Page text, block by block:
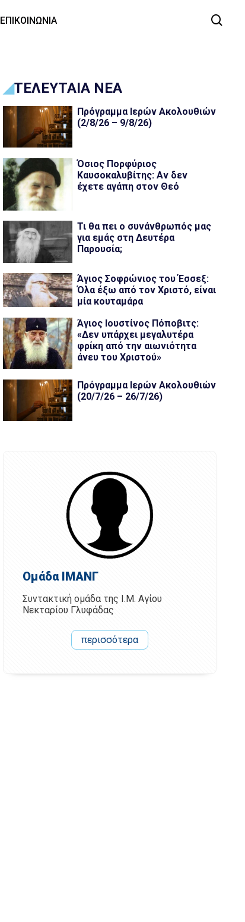
ΕΠΙΚΟΙΝΩΝΙΑ
ΤΕΛΕΥΤΑΙΑ ΝΕΑ
Πρόγραμμα Ιερών Ακολουθιών
(2/8/26 – 9/8/26)
Όσιος Πορφύριος
Καυσοκαλυβίτης: Αν δεν
έχετε αγάπη στον Θεό
Τι θα πει ο συνάνθρωπός μας
για εμάς στη Δευτέρα
Παρουσία;
Άγιος Σοφρώνιος του Έσσεξ:
Όλα έξω από τον Χριστό, είναι
μία κουταμάρα
Άγιος Ιουστίνος Πόποβιτς:
«Δεν υπάρχει μεγαλυτέρα
φρίκη από την αιωνιότητα
άνευ του Χριστού»
Πρόγραμμα Ιερών Ακολουθιών
(20/7/26 – 26/7/26)
Ομάδα ΙΜΑΝΓ
Συντακτική ομάδα της Ι.Μ. Αγίου
Νεκταρίου Γλυφάδας
περισσότερα